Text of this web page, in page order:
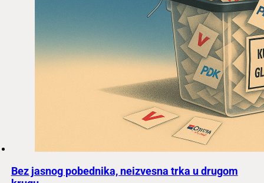
Bez jasnog pobednika, neizvesna trka u drugom